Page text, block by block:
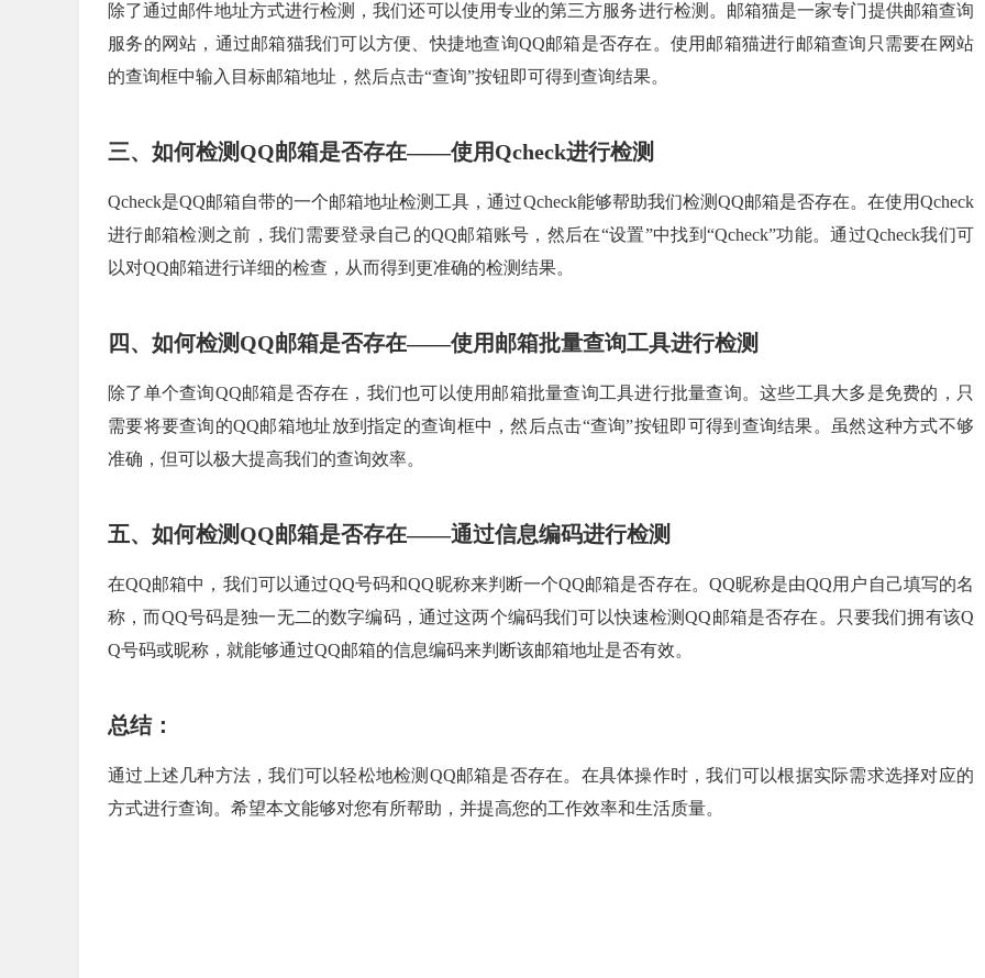
除了通过邮件地址方式进行检测，我们还可以使用专业的第三方服务进行检测。邮箱猫是一家专门提供邮箱查询
服务的网站，通过邮箱猫我们可以方便、快捷地查询QQ邮箱是否存在。使用邮箱猫进行邮箱查询只需要在网站
的查询框中输入目标邮箱地址，然后点击“查询”按钮即可得到查询结果。
三、如何检测QQ邮箱是否存在——使用Qcheck进行检测
Qcheck是QQ邮箱自带的一个邮箱地址检测工具，通过Qcheck能够帮助我们检测QQ邮箱是否存在。在使用Qcheck
进行邮箱检测之前，我们需要登录自己的QQ邮箱账号，然后在“设置”中找到“Qcheck”功能。通过Qcheck我们可
以对QQ邮箱进行详细的检查，从而得到更准确的检测结果。
四、如何检测QQ邮箱是否存在——使用邮箱批量查询工具进行检测
除了单个查询QQ邮箱是否存在，我们也可以使用邮箱批量查询工具进行批量查询。这些工具大多是免费的，只
需要将要查询的QQ邮箱地址放到指定的查询框中，然后点击“查询”按钮即可得到查询结果。虽然这种方式不够
准确，但可以极大提高我们的查询效率。
五、如何检测QQ邮箱是否存在——通过信息编码进行检测
在QQ邮箱中，我们可以通过QQ号码和QQ昵称来判断一个QQ邮箱是否存在。QQ昵称是由QQ用户自己填写的名
称，而QQ号码是独一无二的数字编码，通过这两个编码我们可以快速检测QQ邮箱是否存在。只要我们拥有该Q
Q号码或昵称，就能够通过QQ邮箱的信息编码来判断该邮箱地址是否有效。
总结：
通过上述几种方法，我们可以轻松地检测QQ邮箱是否存在。在具体操作时，我们可以根据实际需求选择对应的
方式进行查询。希望本文能够对您有所帮助，并提高您的工作效率和生活质量。